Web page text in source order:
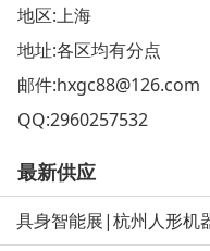
地区:上海
地址:各区均有分点
邮件:hxgc88@126.com
QQ:2960257532
最新供应
具身智能展|杭州人形机